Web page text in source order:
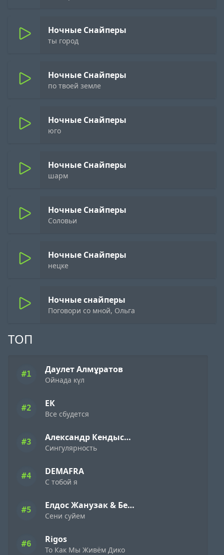
ТОП
#1 Даулет Алмұратов
Ойнада күл
#2 ЕК
Все сбудется
#3 Александр Кендысь & W.J.Rec
Сингулярность
#4 DEMAFRA
С тобой я
#5 Елдос Жанузак & Бейбарыс Садык
Сени суйем
#6 Rigos
То Как Мы Живём Дико
Ночные Снайперы
ты город
Ночные Снайперы
по твоей земле
Ночные Снайперы
юго
Ночные Снайперы
шарм
Ночные Снайперы
Соловьи
Ночные Снайперы
нецке
Ночные снайперы
Поговори со мной, Ольга